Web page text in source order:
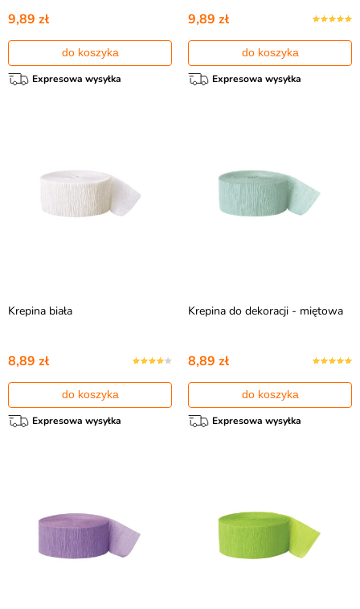
9,89 zł
do koszyka
Expresowa wysyłka
9,89 zł
do koszyka
Expresowa wysyłka
Krepina biała
8,89 zł
do koszyka
Expresowa wysyłka
Krepina do dekoracji - miętowa
8,89 zł
do koszyka
Expresowa wysyłka